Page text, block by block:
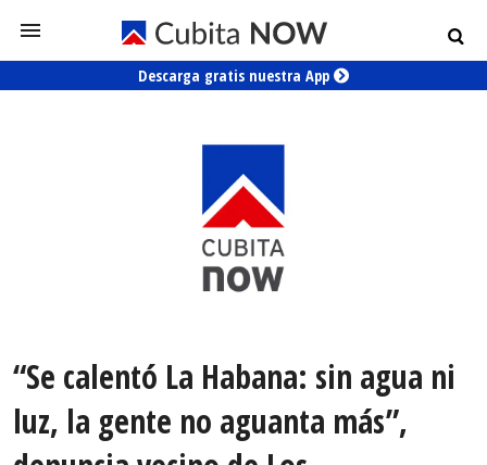
Descarga gratis nuestra App
“Se calentó La Habana: sin agua ni
luz, la gente no aguanta más”,